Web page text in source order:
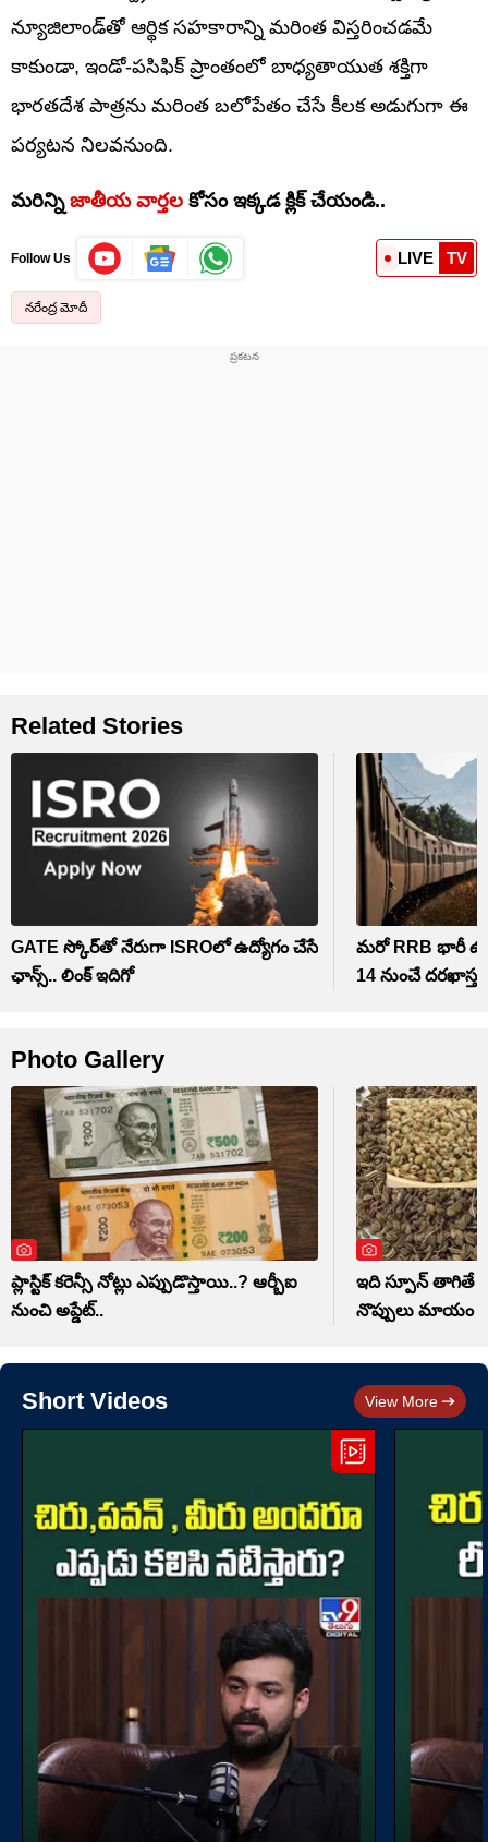
న్యూజిలాండ్‌తో ఆర్థిక సహకారాన్ని మరింత విస్తరించడమే
కాకుండా, ఇండో-పసిఫిక్ ప్రాంతంలో బాధ్యతాయుత శక్తిగా
భారతదేశ పాత్రను మరింత బలోపేతం చేసే కీలక అడుగుగా ఈ
పర్యటన నిలవనుంది.
మరిన్ని జాతీయ వార్తల కోసం ఇక్కడ క్లిక్ చేయండి..
Follow Us LIVE TV
నరేంద్ర మోదీ
Related Stories
GATE స్కోర్‌తో నేరుగా ISROలో ఉద్యోగం చేసే
ఛాన్స్.. లింక్ ఇదిగో
మరో RRB భారీ
14 నుంచే
Photo Gallery
ప్లాస్టిక్ కరెన్సీ నోట్లు ఎప్పుడొస్తాయి..? ఆర్బీఐ
నుంచి అప్డేట్..
ఇది స్పూన్ తాగితే
నొప్పులు మాయం
Short Videos View More